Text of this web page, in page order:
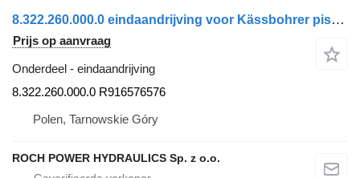
8.322.260.000.0 eindaandrijving voor Kässbohrer pistenbully
Prijs op aanvraag
Onderdeel - eindaandrijving
8.322.260.000.0 R916576576
Polen, Tarnowskie Góry
ROCH POWER HYDRAULICS Sp. z o.o.